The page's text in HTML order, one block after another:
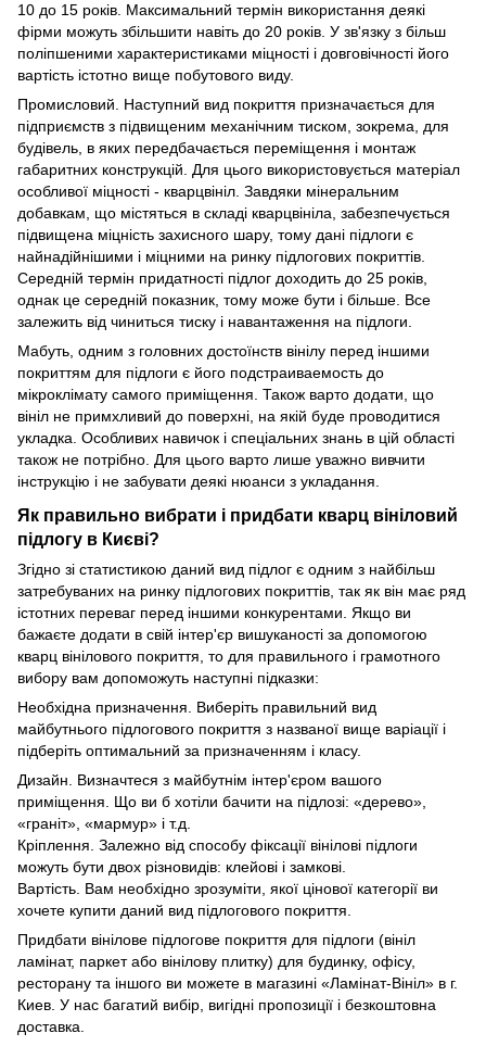
10 до 15 років. Максимальний термін використання деякі
фірми можуть збільшити навіть до 20 років. У зв'язку з більш
поліпшеними характеристиками міцності і довговічності його
вартість істотно вище побутового виду.
Промисловий. Наступний вид покриття призначається для
підприємств з підвищеним механічним тиском, зокрема, для
будівель, в яких передбачається переміщення і монтаж
габаритних конструкцій. Для цього використовується матеріал
особливої ​​міцності - кварцвініл. Завдяки мінеральним
добавкам, що містяться в складі кварцвініла, забезпечується
підвищена міцність захисного шару, тому дані підлоги є
найнадійнішими і міцними на ринку підлогових покриттів.
Середній термін придатності підлог доходить до 25 років,
однак це середній показник, тому може бути і більше. Все
залежить від чиниться тиску і навантаження на підлоги.
Мабуть, одним з головних достоїнств вінілу перед іншими
покриттям для підлоги є його подстраиваемость до
мікроклімату самого приміщення. Також варто додати, що
вініл не примхливий до поверхні, на якій буде проводитися
укладка. Особливих навичок і спеціальних знань в цій області
також не потрібно. Для цього варто лише уважно вивчити
інструкцію і не забувати деякі нюанси з укладання.
Як правильно вибрати і придбати кварц вініловий
підлогу в Києві?
Згідно зі статистикою даний вид підлог є одним з найбільш
затребуваних на ринку підлогових покриттів, так як він має ряд
істотних переваг перед іншими конкурентами. Якщо ви
бажаєте додати в свій інтер'єр вишуканості за допомогою
кварц вінілового покриття, то для правильного і грамотного
вибору вам допоможуть наступні підказки:
Необхідна призначення. Виберіть правильний вид
майбутнього підлогового покриття з названої вище варіації і
підберіть оптимальний за призначенням і класу.
Дизайн. Визначтеся з майбутнім інтер'єром вашого
приміщення. Що ви б хотіли бачити на підлозі: «дерево»,
«граніт», «мармур» і т.д.
Кріплення. Залежно від способу фіксації вінілові підлоги
можуть бути двох різновидів: клейові і замкові.
Вартість. Вам необхідно зрозуміти, якої цінової категорії ви
хочете купити даний вид підлогового покриття.
Придбати вінілове підлогове покриття для підлоги (вініл
ламінат, паркет або вінілову плитку) для будинку, офісу,
ресторану та іншого ви можете в магазині «Ламінат-Вініл» в г.
Киев. У нас багатий вибір, вигідні пропозиції і безкоштовна
доставка.